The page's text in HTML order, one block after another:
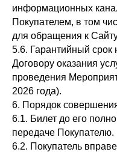
информационных
Покупателем, в том
для обращения к
5.6. Гарантийный срок
Договору оказания
проведения
2026 года).
6. Порядок
6.1. Билет до его
передаче Покупателю.
6.2. Покупатель